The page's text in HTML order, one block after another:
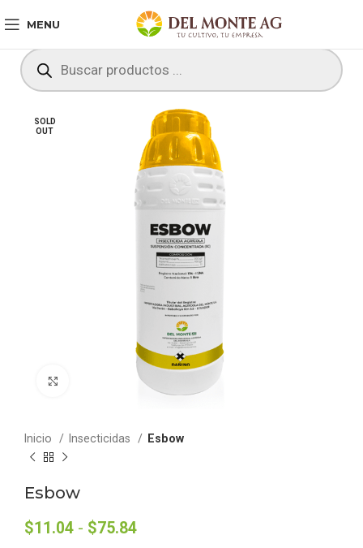
MENU
SOLD
OUT
Click to enlarge
Inicio Insecticidas Esbow
Esbow
$11.04 - $75.84